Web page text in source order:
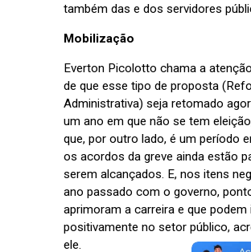
também das e dos servidores
Mobilização
Everton Picolotto chama a
de que esse tipo de proposta
Administrativa) seja retomado
um ano em que não se tem
que, por outro lado, é um período
os acordos da greve ainda estão
serem alcançados. E, nos itens
ano passado com o governo,
aprimoram a carreira e que podem
positivamente no setor público,
ele.